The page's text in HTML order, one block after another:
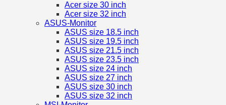
Acer size 30 inch
Acer size 32 inch
ASUS-Monitor
ASUS size 18.5 inch
ASUS size 19.5 inch
ASUS size 21.5 inch
ASUS size 23.5 inch
ASUS size 24 inch
ASUS size 27 inch
ASUS size 30 inch
ASUS size 32 inch